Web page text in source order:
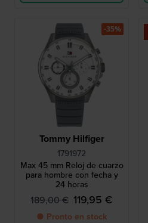
Tommy Hilfiger
1791972
Max 45 mm Reloj de cuarzo
para hombre con fecha y
24 horas
189,00 € 119,95 €
● Pronto en stock
-35%